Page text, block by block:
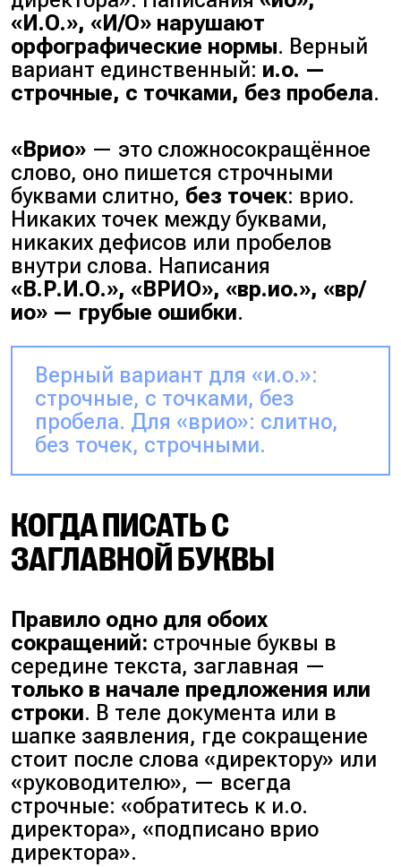
«И.О.», «И/О» нарушают
орфографические нормы. Верный
вариант единственный: и.о. —
строчные, с точками, без пробела.
«Врио» — это сложносокращённое
слово, оно пишется строчными
буквами слитно, без точек: врио.
Никаких точек между буквами,
никаких дефисов или пробелов
внутри слова. Написания
«В.Р.И.О.», «ВРИО», «вр.ио.», «вр/
ио» — грубые ошибки.
Верный вариант для «и.о.»:
строчные, с точками, без
пробела. Для «врио»: слитно,
без точек, строчными.
КОГДА ПИСАТЬ С
ЗАГЛАВНОЙ БУКВЫ
Правило одно для обоих
сокращений: строчные буквы в
середине текста, заглавная —
только в начале предложения или
строки. В теле документа или в
шапке заявления, где сокращение
стоит после слова «директору» или
«руководителю», — всегда
строчные: «обратитесь к и.о.
директора», «подписано врио
директора».